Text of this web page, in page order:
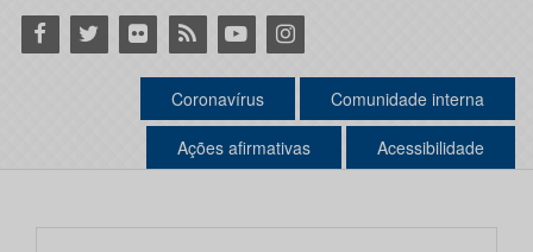
Facebook
Twitter Flickr RSS YoutubeInstagram
Coronavírus Comunidade interna
Ações afirmativas Acessibilidade